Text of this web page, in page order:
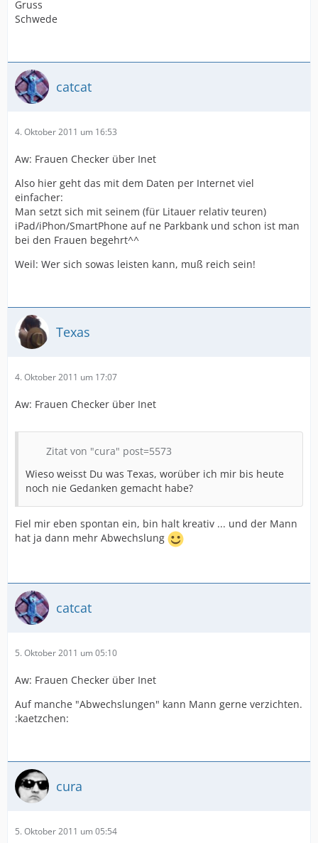
Gruss
Schwede
catcat
4. Oktober 2011 um 16:53
Aw: Frauen Checker über Inet
Also hier geht das mit dem Daten per Internet viel
einfacher:
Man setzt sich mit seinem (für Litauer relativ teuren)
iPad/iPhon/SmartPhone auf ne Parkbank und schon ist man
bei den Frauen begehrt^^
Weil: Wer sich sowas leisten kann, muß reich sein!
Texas
4. Oktober 2011 um 17:07
Aw: Frauen Checker über Inet
Zitat von "cura" post=5573
Wieso weisst Du was Texas, worüber ich mir bis heute
noch nie Gedanken gemacht habe?
Fiel mir eben spontan ein, bin halt kreativ ... und der Mann
hat ja dann mehr Abwechslung
catcat
5. Oktober 2011 um 05:10
Aw: Frauen Checker über Inet
Auf manche "Abwechslungen" kann Mann gerne verzichten.
:kaetzchen:
cura
5. Oktober 2011 um 05:54